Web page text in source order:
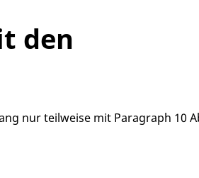
den
nur teilweise mit Paragraph 10